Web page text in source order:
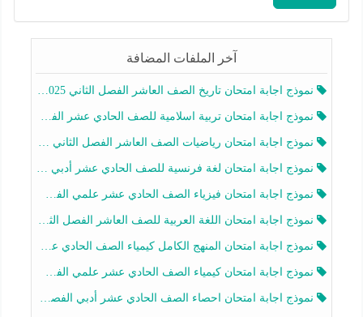
آخر الملفات المضافة
نموذج اجابة امتحان تاريخ الصف العاشر الفصل الثاني 2025-2026
نموذج اجابة امتحان تربية اسلامية للصف الحادي عشر الفصل الثاني 2025-2026
نموذج اجابة امتحان رياضيات الصف العاشر الفصل الثاني 2025-2026
نموذج اجابة امتحان لغة فرنسية للصف الحادي عشر أدبي الفصل الثاني 2025-2026
نموذج اجابة امتحان فيزياء الصف الحادي عشر علمي الفصل الثاني 2025-2026
نموذج اجابة امتحان اللغة العربية للصف العاشر الفصل الثاني 2025-2026
نموذج اجابة امتحان المنهج الكامل كيمياء الصف الحادي عشر علمي الفصل الثاني 2025-2026
نموذج اجابة امتحان كيمياء الصف الحادي عشر علمي الفصل الثاني 2025-2026
نموذج اجابة امتحان احصاء الصف الحادي عشر أدبي الفصل الثاني 2025-2026